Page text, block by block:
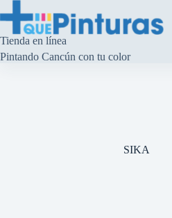
al
contenido
Tienda en línea
Pintando Cancún con tu color
SIKA